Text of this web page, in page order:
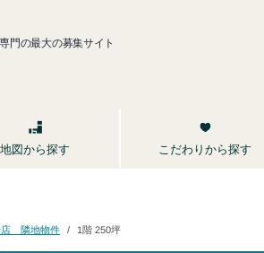
門の最大の募集サイト
地図から探す こだわりから探す
店 隣地物件 1階 250坪